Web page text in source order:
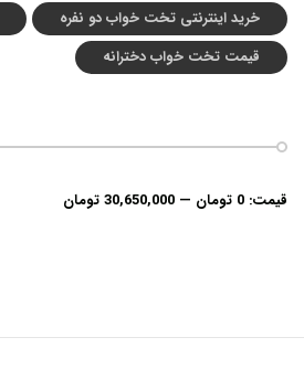
خرید اینترنتی تخت خواب دو نفره
قیمت تخت خواب دخترانه
حداقل
حداکثر
قیمت: 0 تومان — 30,650,000 تومان